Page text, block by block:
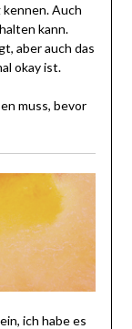
Auch
kann.
aber auch das
okay ist.
muss, bevor
ich habe es